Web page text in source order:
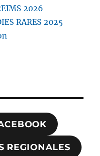
2026
RARES 2025
REGIONALES